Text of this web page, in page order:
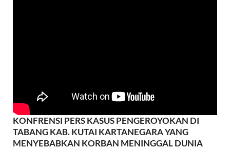
KONFRENSI PERS KASUS PENGEROYOKAN DI
TABANG KAB. KUTAI KARTANEGARA YANG
MENYEBABKAN KORBAN MENINGGAL DUNIA